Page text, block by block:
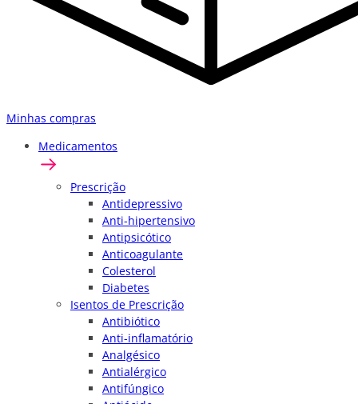
Minhas compras
Medicamentos
Prescrição
Antidepressivo
Anti-hipertensivo
Antipsicótico
Anticoagulante
Colesterol
Diabetes
Isentos de Prescrição
Antibiótico
Anti-inflamatório
Analgésico
Antialérgico
Antifúngico